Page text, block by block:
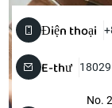
Điện thoại
E-thư
No.